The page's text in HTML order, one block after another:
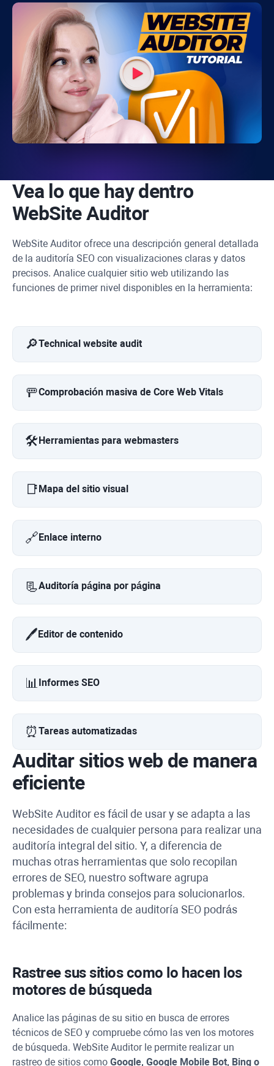
Vea lo que hay dentro
WebSite Auditor
WebSite Auditorofrece una descripción general detallada
de la auditoría SEO con visualizaciones claras y datos
precisos. Analice cualquier sitio web utilizando las
funciones de primer nivel disponibles en la herramienta:
🔎Technical website audit
🚥Comprobación masiva de Core Web Vitals
🛠️Herramientas para webmasters
📑Mapa del sitio visual
🔗Enlace interno
📃Auditoría página por página
🖊️Editor de contenido
📊 Informes SEO
⏰ Tareas automatizadas
Auditar sitios web de manera
eficiente
WebSite Auditores fácil de usar y se adapta a las
necesidades de cualquier persona para realizar una
auditoría integral del sitio. Y, a diferencia de
muchas otras herramientas que solo recopilan
errores de SEO, nuestro software agrupa
problemas y brinda consejos para solucionarlos.
Con esta herramienta de auditoría SEO podrás
fácilmente:
Rastree sus sitios como lo hacen los
motores de búsqueda
Analice las páginas de su sitio en busca de errores
técnicos de SEO y compruebe cómo las ven los motores
de búsqueda. WebSite Auditorle permite realizar un
rastreo de sitios como Google, Google Mobile Bot, Bing o